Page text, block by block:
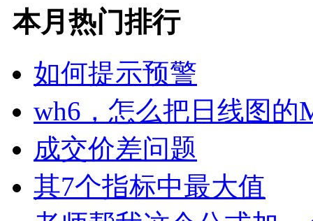
本月热门排行
如何提示预警
wh6，怎么把日线图
成交价差问题
其7个指标中最大值